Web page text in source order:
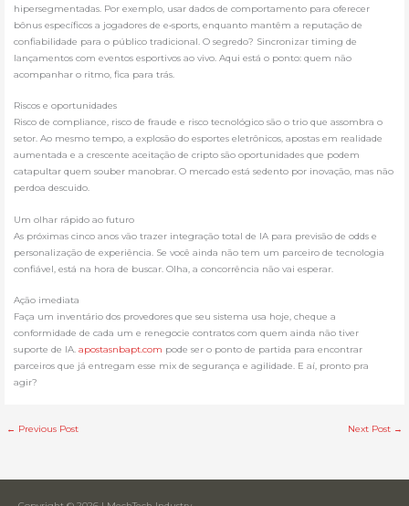
hipersegmentadas. Por exemplo, usar dados de comportamento para oferecer
bônus específicos a jogadores de e‑sports, enquanto mantêm a reputação de
confiabilidade para o público tradicional. O segredo? Sincronizar timing de
lançamentos com eventos esportivos ao vivo. Aqui está o ponto: quem não
acompanhar o ritmo, fica para trás.
Riscos e oportunidades
Risco de compliance, risco de fraude e risco tecnológico são o trio que assombra o
setor. Ao mesmo tempo, a explosão do esportes eletrônicos, apostas em realidade
aumentada e a crescente aceitação de cripto são oportunidades que podem
catapultar quem souber manobrar. O mercado está sedento por inovação, mas não
perdoa descuido.
Um olhar rápido ao futuro
As próximas cinco anos vão trazer integração total de IA para previsão de odds e
personalização de experiência. Se você ainda não tem um parceiro de tecnologia
confiável, está na hora de buscar. Olha, a concorrência não vai esperar.
Ação imediata
Faça um inventário dos provedores que seu sistema usa hoje, cheque a
conformidade de cada um e renegocie contratos com quem ainda não tiver
suporte de IA.apostasnbapt.com pode ser o ponto de partida para encontrar
parceiros que já entregam esse mix de segurança e agilidade. E aí, pronto pra
agir?
← Previous Post Next Post →